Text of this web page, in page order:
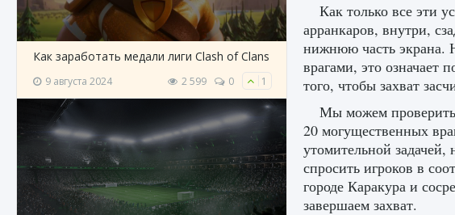
Как заработать медали лиги Clash of Clans
9 августа 2024 2 599 0 1
Как только все эти
арранкаров, внутри,
нижнюю часть экрана.
врагами, это означает
того, чтобы захват
Мы можем
20 могущественных
утомительной
спросить игроков в
городе Каракура и
завершаем захват.